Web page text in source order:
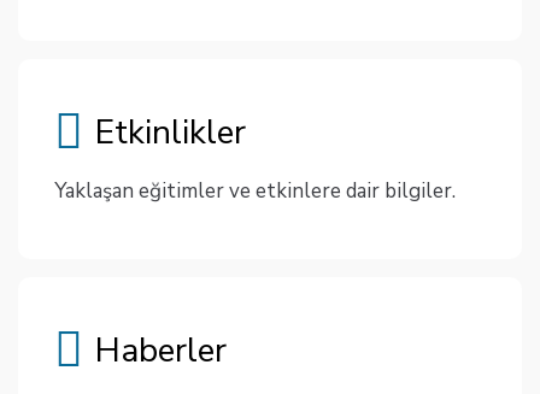
Etkinlikler
Yaklaşan eğitimler ve etkinlere dair bilgiler.
Haberler